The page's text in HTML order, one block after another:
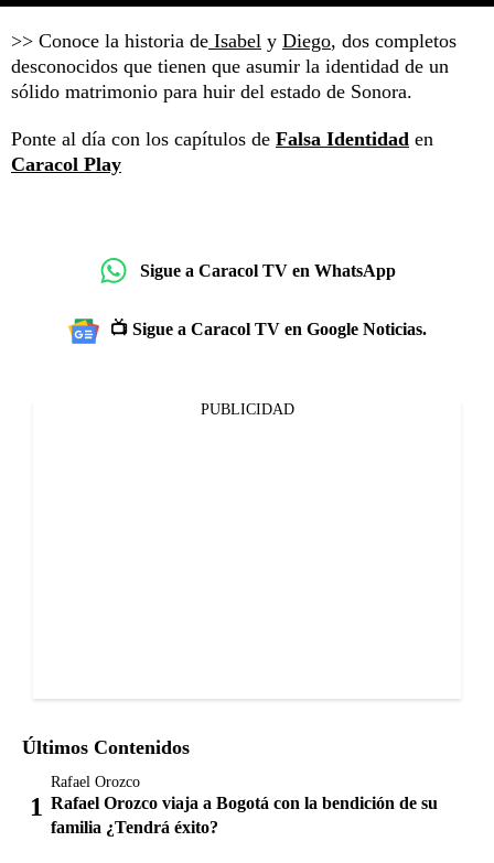
>> Conoce la historia de Isabel y Diego, dos completos
desconocidos que tienen que asumir la identidad de un
sólido matrimonio para huir del estado de Sonora.
Ponte al día con los capítulos de Falsa Identidad en
Caracol Play
Sigue a Caracol TV en WhatsApp
📺 Sigue a Caracol TV en Google Noticias.
PUBLICIDAD
Últimos Contenidos
Rafael Orozco
Rafael Orozco viaja a Bogotá con la bendición de su
familia ¿Tendrá éxito?